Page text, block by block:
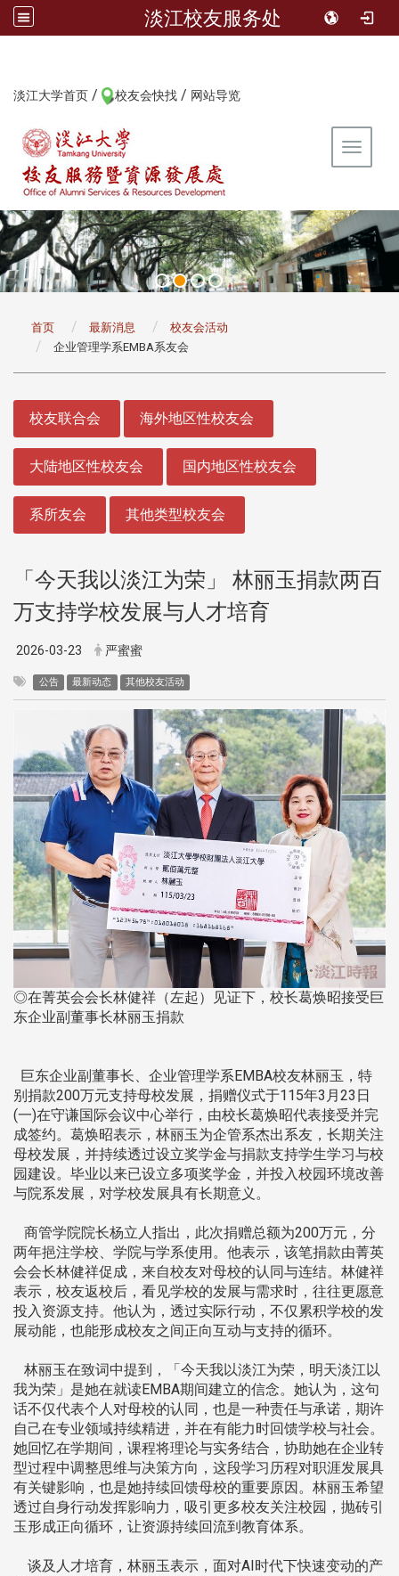
淡江校友服务处
淡江大学首页 / 校友会快找 / 网站导览
Toggle
首页 最新消息
校友会活动
企业管理学系EMBA系友会
校友联合会 海外地区性校友会
大陆地区性校友会 国内地区性校友会
系所友会 其他类型校友会
「今天我以淡江为荣」 林丽玉捐款两百
万支持学校发展与人才培育
2026-03-23 严蜜蜜
公告 最新动态 其他校友活动
◎在菁英会会长林健祥（左起）见证下，校长葛焕昭接受巨
东企业副董事长林丽玉捐款
巨东企业副董事长、企业管理学系EMBA校友林丽玉，特
别捐款200万元支持母校发展，捐赠仪式于115年3月23日
(一)在守谦国际会议中心举行，由校长葛焕昭代表接受并完
成签约。葛焕昭表示，林丽玉为企管系杰出系友，长期关注
母校发展，并持续透过设立奖学金与捐款支持学生学习与校
园建设。毕业以来已设立多项奖学金，并投入校园环境改善
与院系发展，对学校发展具有长期意义。
商管学院院长杨立人指出，此次捐赠总额为200万元，分
两年挹注学校、学院与学系使用。他表示，该笔捐款由菁英
会会长林健祥促成，来自校友对母校的认同与连结。林健祥
表示，校友返校后，看见学校的发展与需求时，往往更愿意
投入资源支持。他认为，透过实际行动，不仅累积学校的发
展动能，也能形成校友之间正向互动与支持的循环。
林丽玉在致词中提到，「今天我以淡江为荣，明天淡江以
我为荣」是她在就读EMBA期间建立的信念。她认为，这句
话不仅代表个人对母校的认同，也是一种责任与承诺，期许
自己在专业领域持续精进，并在有能力时回馈学校与社会。
她回忆在学期间，课程将理论与实务结合，协助她在企业转
型过程中调整思维与决策方向，这段学习历程对职涯发展具
有关键影响，也是她持续回馈母校的重要原因。林丽玉希望
透过自身行动发挥影响力，吸引更多校友关注校园，抛砖引
玉形成正向循环，让资源持续回流到教育体系。
谈及人才培育，林丽玉表示，面对AI时代下快速变动的产